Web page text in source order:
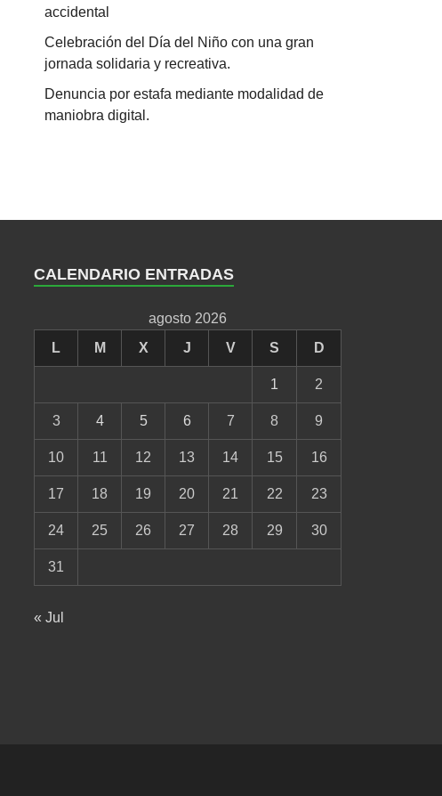
accidental
Celebración del Día del Niño con una gran
jornada solidaria y recreativa.
Denuncia por estafa mediante modalidad de
maniobra digital.
CALENDARIO ENTRADAS
agosto 2026
L
M X J V S D
1 2
3 4 5 6 7 8 9
10 11 12 13 14 15 16
17 18 19 20 21 22 23
24 25 26 27 28 29 30
31
« Jul